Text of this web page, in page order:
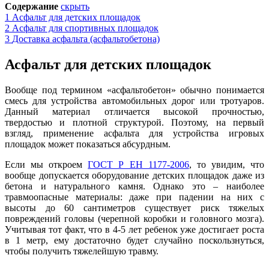
Содержание скрыть
1 Асфальт для детских площадок
2 Асфальт для спортивных площадок
3 Доставка асфальта (асфальтобетона)
Асфальт для детских площадок
Вообще под термином «асфальтобетон» обычно понимается
смесь для устройства автомобильных дорог или тротуаров.
Данный материал отличается высокой прочностью,
твердостью и плотной структурой. Поэтому, на первый
взгляд, применение асфальта для устройства игровых
площадок может показаться абсурдным.
Если мы откроемГОСТ Р ЕН 1177-2006, то увидим, что
вообще допускается оборудование детских площадок даже из
бетона и натурального камня. Однако это – наиболее
травмоопасные материалы: даже при падении на них с
высоты до 60 сантиметров существует риск тяжелых
повреждений головы (черепной коробки и головного мозга).
Учитывая тот факт, что в 4-5 лет ребенок уже достигает роста
в 1 метр, ему достаточно будет случайно поскользнуться,
чтобы получить тяжелейшую травму.